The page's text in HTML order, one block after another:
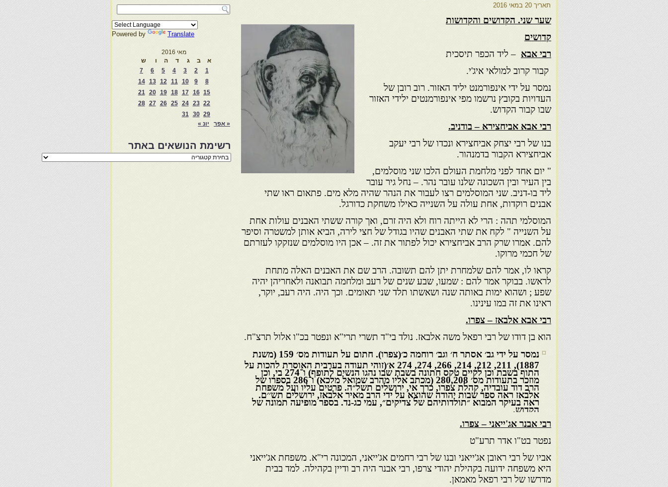
תאריך 20 במאי 2016
שער שני. הקדושים והקדושות
קדושים
רבי אבא – ליד הכפר תיסכית
קבור קרוב למולאי איג'י.
נמסר על ידי אינפורמנט יליד האזור. רוב רובן של
העדויות בקובץ נרשמו מפי אינפורמנטים ילידי האזור
שבו קבור הקדוש.
רבי אבא אביחצירא – בודניב.
בנו של רבי יצחק אביחצירא ונכדו של רבי יעקב
אביחצירא הקבור בדמנהור.
" יום אחד לפני מלחמת העולם הלכו שני מוסלמים,
בין העיר ובין השכונה שלנו עובר נהר. – נחל גיר עובר
ליד בו-דניב. שני המוסלמים רצו לעבור את הנהר שהיה מלא מים. פתאום ראו שתי
אבנים רוקדות, אחת עולה על השנייה כאילו משחקת כדורגל.
המוסלמי תהה : הרי לא הייתה רוח ולא היה זרם, ואך קורה ששתי האבנים עולות אחת
על השנייה " לקח את שתי האבנים שהיו בגודל של חצי לירה, הביא אותן למשטרה וסיפר
להם. אמרו שרק הרב אביחצירא יכול לפתור את זה. – אכן היו מוסלמים שנזקקו לעזרתם
של חכמי מרוקו.
קראו לו, אמר להם שלמחרת יתן להם תשובה. הרב שם את האבנים האלה מתחת
לראשו. בבוקר אמר להם : שמעו, שבע שנים של רעב ומלחמה תבואנה ולאחריהן יהיה
שפע ; ושהוא ימות באותה שנה ושאשתו תלד שני תאומים. וכך היה. היה רעב, יוקר,
ראינו את זה במו עינינו.
רבי אבא אלבאז – צפרו.
הוא בן דודו של רבי רפאל משה אלבאז. נולד בי"ד תשרי תרי"א ונפטר בכ"ו אלול תרצ"ח.
נמסר על ידי גב׳ אסתר ח׳ וגב׳ רוחמה כ׳(צפרו). חתום על תעודות מס׳ 159 (משנת
1887), 211, 212, 214, 266, 274, 274 א׳(זוהי תעודה בערבית האוסרת להכות על
התוף בשבת וכן לקיים טקס חתונה בשבת שבו נהגו הנשים לתופף) ו־274 בי, וכן
מוזכר בתעודות מס׳ 280,208 (מכתב אליו מהרב שמואל מלכא) ו־286 בספרו של
הרב דוד עובדיה, קהלת צפרו, כרך אי, ירושלים תשל״ה. פרטים עליו ועל משפחת
אלבאז ראה ספר שבות יהודה שהוצא על ידי הרב מאיר אלבאז, ירושלים תש׳׳ם.
ראה בעיקר המבוא ״תולדותיהם של צדיקים״, עמי כג-נד. בספר מופיעה תמונה של
הקדוש.
רבי אבנר אג'ייאני – צפרו.
נפטר בט"ו אדר תרע"ט
אביו של רבי ראובן אג'ייאני ובנו של רבי רחמים אג'ייאני, המכונה רי"א. משפחת אג'ייאני
היא משפחה ידועה בקהילת יהודי צרפו, רבי אבנר היה רב ודיין בקהילה. למד בבית
מדרשו של רבי רפאל מאמאן.
Powered by Translate
מאי 2016
א
ב ג ד ה ו
ש
1
2
3
4
5
6
7
8
9
10
11
12
13
14
15
16
17
18
19
20
21
22
23
24
25
26
27
28
29
30
31
« אפר
יונ »
רשימת הנושאים באתר
רשימת
הנושאים